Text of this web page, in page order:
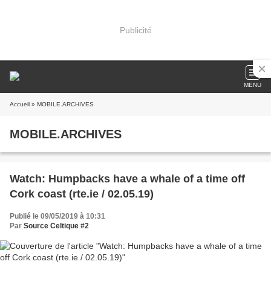
Publicité
MENU
Accueil » MOBILE.ARCHIVES
MOBILE.ARCHIVES
Watch: Humpbacks have a whale of a time off
Cork coast (rte.ie / 02.05.19)
Publié le 09/05/2019 à 10:31
Par Source Celtique #2